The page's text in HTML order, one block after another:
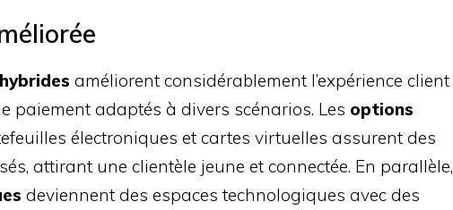
améliorent considérablement l’expérience client
paiement adaptés à divers scénarios. Les options
électroniques et cartes virtuelles assurent des
attirant une clientèle jeune et connectée. En parallèle,
deviennent des espaces technologiques avec des